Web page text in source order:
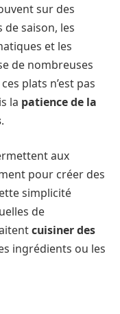
sur des
de saison, les
et les
de nombreuses
plats n’est pas
la patience de la
.
aux
pour créer des
simplicité
de
cuisiner des
ingrédients ou les